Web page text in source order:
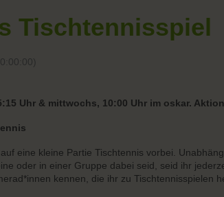
Tischtennisspiel
Uhr & mittwochs, 10:00 Uhr im oskar.
eine kleine Partie Tischtennis vorbei.
oder in einer Gruppe dabei seid, seid ihr
kennen, die ihr zu Tischtennisspielen